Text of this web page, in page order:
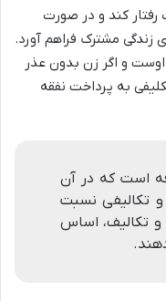
کند و در صورت
زندگی مشترک فراهم آورد.
و اگر زن بدون عذر
به پرداخت نفقه
است که در آن
تکالیفی نسبت
تکالیف، اساس